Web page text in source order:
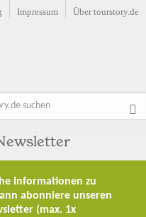
Impressum Über tourstory.de
Informationen zu
abonniere unseren
(max. 1x